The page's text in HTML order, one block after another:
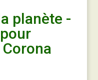
planète -